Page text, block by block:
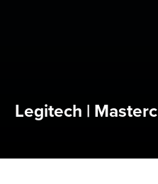
Legitech |